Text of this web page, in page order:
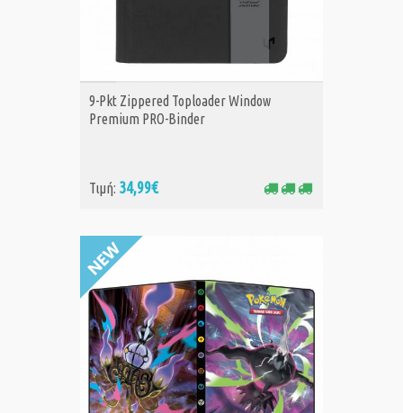
ΑΓΟΡΑ
9-Pkt Zippered Toploader Window
Premium PRO-Binder
Τιμή: 34,99€